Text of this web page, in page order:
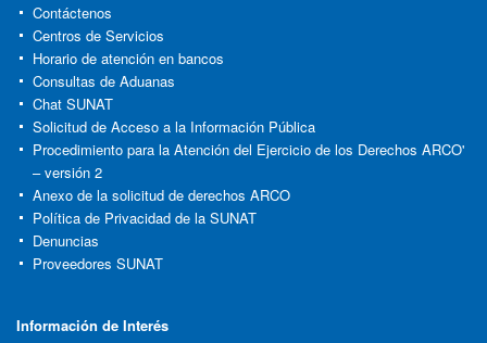
Contáctenos
Centros de Servicios
Horario de atención en bancos
Consultas de Aduanas
Chat SUNAT
Solicitud de Acceso a la Información Pública
Procedimiento para la Atención del Ejercicio de los Derechos ARCO'
– versión 2
Anexo de la solicitud de derechos ARCO
Política de Privacidad de la SUNAT
Denuncias
Proveedores SUNAT
Información de Interés